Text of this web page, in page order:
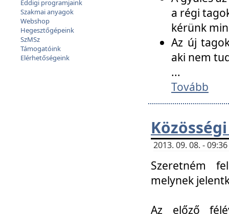
Eddigi programjaink
Szakmai anyagok
Webshop
Hegesztőgépeink
SzMSz
Támogatóink
Elérhetőségeink
a régi
kérünk
Az új
aki nem
...
Tovább
2013. 09. 08. -
Szeretném
melynek
Az előző